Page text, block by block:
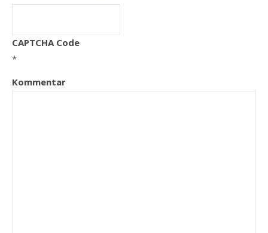
CAPTCHA Code
*
Kommentar